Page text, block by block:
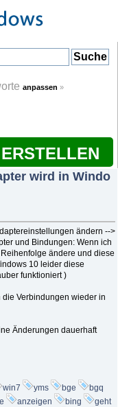
anpassen »
wird in Windo
ändern -->
und Bindungen: Wenn ich
ändere und diese
10 leider diese
funktioniert )
Verbindungen wieder in
Änderungen dauerhaft
win7 yms bge
bgq
anzeigen bing
geht